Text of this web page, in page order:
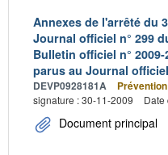
Annexes de l'arrêté du
Journal officiel n° 299
Bulletin officiel n°
parus au Journal officiel
DEVP0928181A
signature : 30-11-2009
Date
Document principal